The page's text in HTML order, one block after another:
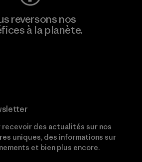
reversons nos
à la planète.
des actualités sur nos
uniques, des informations sur
et bien plus encore.